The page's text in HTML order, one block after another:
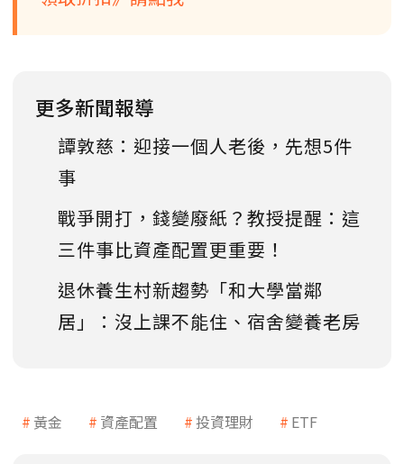
更多新聞報導
譚敦慈：迎接一個人老後，先想5件
事
戰爭開打，錢變廢紙？教授提醒：這
三件事比資產配置更重要！
退休養生村新趨勢「和大學當鄰
居」：沒上課不能住、宿舍變養老房
黃金 資產配置 投資理財 ETF